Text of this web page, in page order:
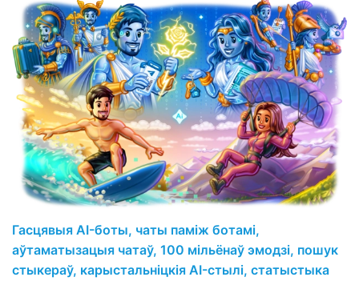
Гасцявыя AI-боты, чаты паміж ботамі,
аўтаматызацыя чатаў, 100 мільёнаў эмодзі, пошук
стыкераў, карыстальніцкія AI-стылі, статыстыка